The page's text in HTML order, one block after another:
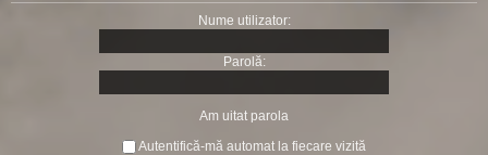
Nume utilizator:
Parolă:
Am uitat parola
Autentifică-mă automat la fiecare vizită